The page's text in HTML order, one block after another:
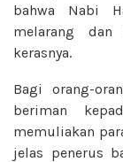
bahwa Nabi
melarang dan
kerasnya.
Bagi orang-
beriman
memuliakan
jelas penerus